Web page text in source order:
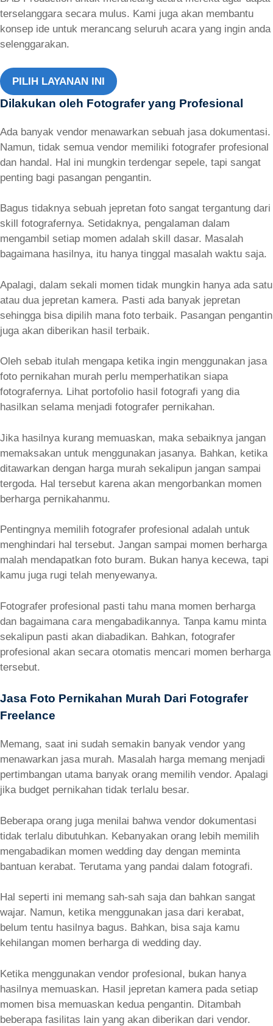
terselanggara secara mulus. Kami juga akan membantu
konsep ide untuk merancang seluruh acara yang ingin anda
selenggarakan.
PILIH LAYANAN INI
Dilakukan oleh Fotografer yang Profesional
Ada banyak vendor menawarkan sebuah jasa dokumentasi.
Namun, tidak semua vendor memiliki fotografer profesional
dan handal. Hal ini mungkin terdengar sepele, tapi sangat
penting bagi pasangan pengantin.
Bagus tidaknya sebuah jepretan foto sangat tergantung dari
skill fotografernya. Setidaknya, pengalaman dalam
mengambil setiap momen adalah skill dasar. Masalah
bagaimana hasilnya, itu hanya tinggal masalah waktu saja.
Apalagi, dalam sekali momen tidak mungkin hanya ada satu
atau dua jepretan kamera. Pasti ada banyak jepretan
sehingga bisa dipilih mana foto terbaik. Pasangan pengantin
juga akan diberikan hasil terbaik.
Oleh sebab itulah mengapa ketika ingin menggunakan jasa
foto pernikahan murah perlu memperhatikan siapa
fotografernya. Lihat portofolio hasil fotografi yang dia
hasilkan selama menjadi fotografer pernikahan.
Jika hasilnya kurang memuaskan, maka sebaiknya jangan
memaksakan untuk menggunakan jasanya. Bahkan, ketika
ditawarkan dengan harga murah sekalipun jangan sampai
tergoda. Hal tersebut karena akan mengorbankan momen
berharga pernikahanmu.
Pentingnya memilih fotografer profesional adalah untuk
menghindari hal tersebut. Jangan sampai momen berharga
malah mendapatkan foto buram. Bukan hanya kecewa, tapi
kamu juga rugi telah menyewanya.
Fotografer profesional pasti tahu mana momen berharga
dan bagaimana cara mengabadikannya. Tanpa kamu minta
sekalipun pasti akan diabadikan. Bahkan, fotografer
profesional akan secara otomatis mencari momen berharga
tersebut.
Jasa Foto Pernikahan Murah Dari Fotografer
Freelance
Memang, saat ini sudah semakin banyak vendor yang
menawarkan jasa murah. Masalah harga memang menjadi
pertimbangan utama banyak orang memilih vendor. Apalagi
jika budget pernikahan tidak terlalu besar.
Beberapa orang juga menilai bahwa vendor dokumentasi
tidak terlalu dibutuhkan. Kebanyakan orang lebih memilih
mengabadikan momen wedding day dengan meminta
bantuan kerabat. Terutama yang pandai dalam fotografi.
Hal seperti ini memang sah-sah saja dan bahkan sangat
wajar. Namun, ketika menggunakan jasa dari kerabat,
belum tentu hasilnya bagus. Bahkan, bisa saja kamu
kehilangan momen berharga di wedding day.
Ketika menggunakan vendor profesional, bukan hanya
hasilnya memuaskan. Hasil jepretan kamera pada setiap
momen bisa memuaskan kedua pengantin. Ditambah
beberapa fasilitas lain yang akan diberikan dari vendor.